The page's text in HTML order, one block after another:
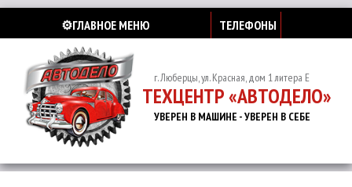
⚙️ГЛАВНОЕ МЕНЮ ТЕЛЕФОНЫ
г. Люберцы, ул. Красная, дом 1 литера Е
ТЕХЦЕНТР «АВТОДЕЛО»
УВЕРЕН В МАШИНЕ - УВЕРЕН В СЕБЕ